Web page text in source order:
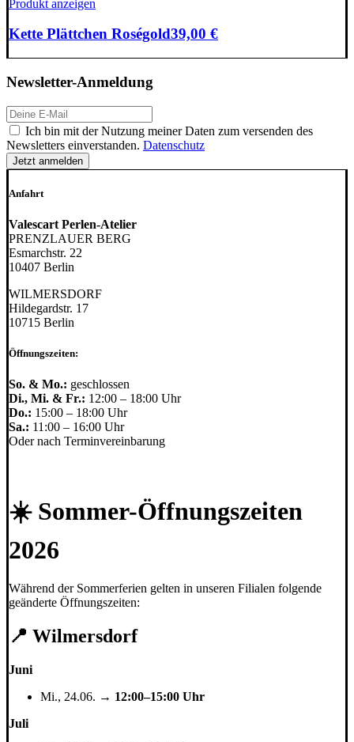
Produkt anzeigen
Kette Plättchen Roségold39,00 €
Newsletter-Anmeldung
E-
Mail-
Adresse:
DSGVO
Ich bin mit der Nutzung meiner Daten zum versenden des
Newsletters einverstanden. Datenschutz
Anfahrt
Valescart Perlen-Atelier
PRENZLAUER BERG
Esmarchstr. 22
10407 Berlin
WILMERSDORF
Hildegardstr. 17
10715 Berlin
Öffnungszeiten:
So. & Mo.: geschlossen
Di., Mi. & Fr.: 12:00 – 18:00 Uhr
Do.: 15:00 – 18:00 Uhr
Sa.: 11:00 – 16:00 Uhr
Oder nach Terminvereinbarung
☀️ Sommer-Öffnungszeiten
2026
Während der Sommerferien gelten in unseren Filialen folgende
geänderte Öffnungszeiten:
📍 Wilmersdorf
Juni
Mi., 24.06. → 12:00–15:00 Uhr
Juli